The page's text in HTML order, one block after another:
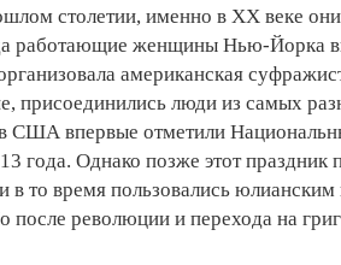
столетии, именно в XX веке
работающие женщины Нью-Йорка
американская
присоединились люди из самых
США впервые отметили
года. Однако позже этот
в то время пользовались
после революции и перехода на